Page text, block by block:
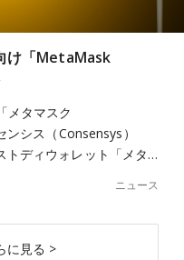
け「MetaMask
メタマスク
シス（Consensys）
トディウォレット「メタ…
ニュース
に見る >